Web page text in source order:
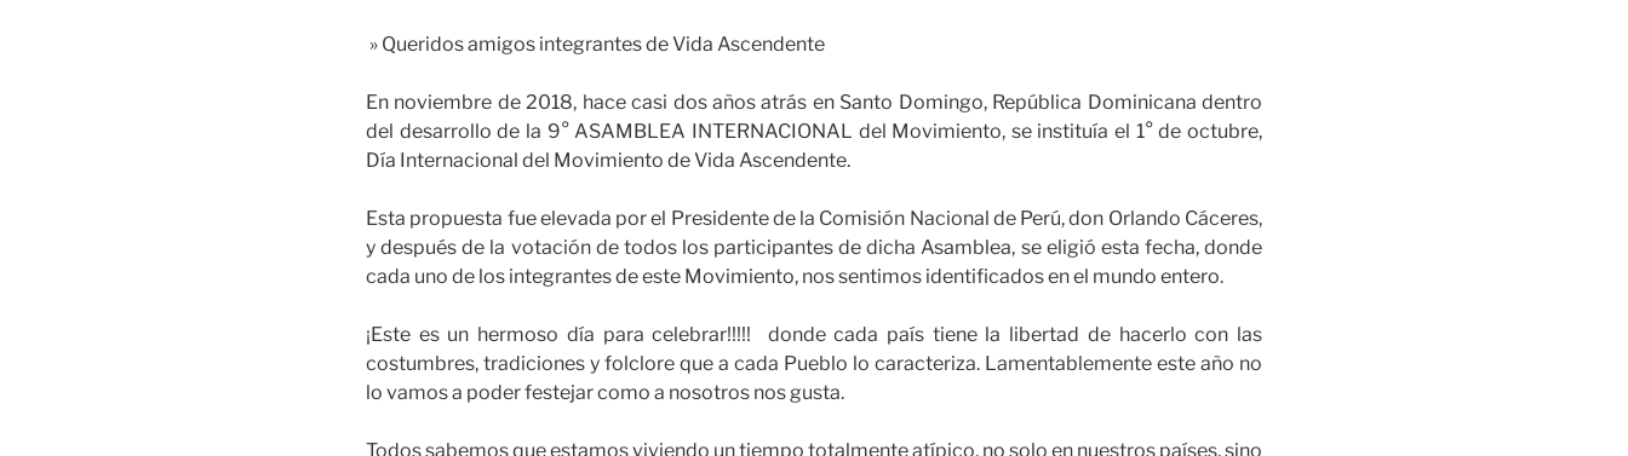
» Queridos amigos integrantes de Vida Ascendente
En noviembre de 2018, hace casi dos años atrás en Santo Domingo, República Dominicana dentro
del desarrollo de la 9° ASAMBLEA INTERNACIONAL del Movimiento, se instituía el 1° de octubre,
Día Internacional del Movimiento de Vida Ascendente.
Esta propuesta fue elevada por el Presidente de la Comisión Nacional de Perú, don Orlando Cáceres,
y después de la votación de todos los participantes de dicha Asamblea, se eligió esta fecha, donde
cada uno de los integrantes de este Movimiento, nos sentimos identificados en el mundo entero.
¡Este es un hermoso día para celebrar!!!!! donde cada país tiene la libertad de hacerlo con las
costumbres, tradiciones y folclore que a cada Pueblo lo caracteriza. Lamentablemente este año no
lo vamos a poder festejar como a nosotros nos gusta.
Todos sabemos que estamos viviendo un tiempo totalmente atípico, no solo en nuestros países, sino